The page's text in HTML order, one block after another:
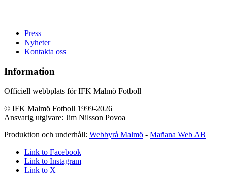
Press
Nyheter
Kontakta oss
Information
Officiell webbplats för IFK Malmö Fotboll
© IFK Malmö Fotboll 1999-2026
Ansvarig utgivare: Jim Nilsson Povoa
Produktion och underhåll: Webbyrå Malmö - Mañana Web AB
Link to Facebook
Link to Instagram
Link to X